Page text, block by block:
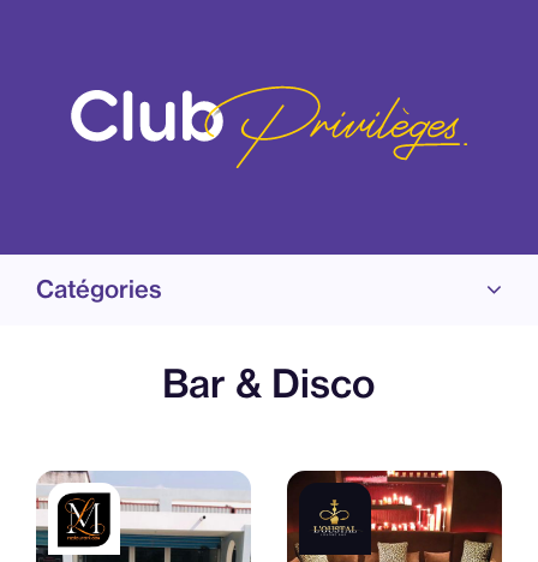
Catégories
Bar & Disco